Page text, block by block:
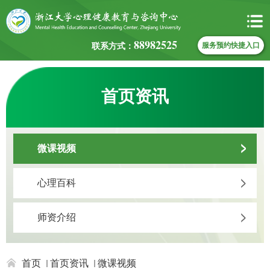
服务预约快捷入口
联系方式： 88982525
首页资讯
微课视频
心理百科
师资介绍
首页 首页资讯 微课视频